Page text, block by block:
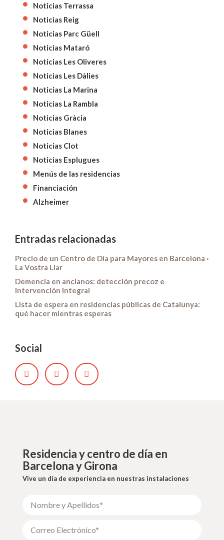
Noticias Terrassa
Noticias Reig
Noticias Parc Güell
Noticias Mataró
Noticias Les Oliveres
Noticias Les Dàlies
Noticias La Marina
Noticias La Rambla
Noticias Gràcia
Noticias Blanes
Noticias Clot
Noticias Esplugues
Menús de las residencias
Financiación
Alzheimer
Entradas relacionadas
Precio de un Centro de Día para Mayores en Barcelona ·
La Vostra Llar
Demencia en ancianos: detección precoz e
intervención integral
Lista de espera en residencias públicas de Catalunya:
qué hacer mientras esperas
Social
Residencia y centro de día en
Barcelona y Girona
Vive un día de experiencia en nuestras instalaciones